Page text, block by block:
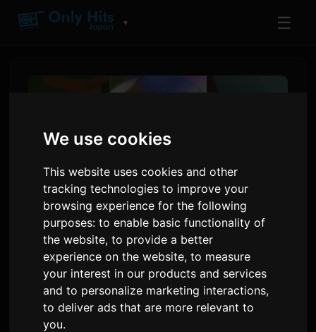
We use cookies
This website uses cookies and other
tracking technologies to improve your
browsing experience for the following
purposes:to enable basic functionality of
the website,to provide a better
experience on the website,to measure
your interest in our products and services
and to personalize marketing interactions,
to deliver ads that are more relevant to
you.
▼ ☰
Yoh Kamiyama najavljuje novi
album 'Chemical X' za august
Autor:Sam 6 juli 2026
Prevedeno s engleskog